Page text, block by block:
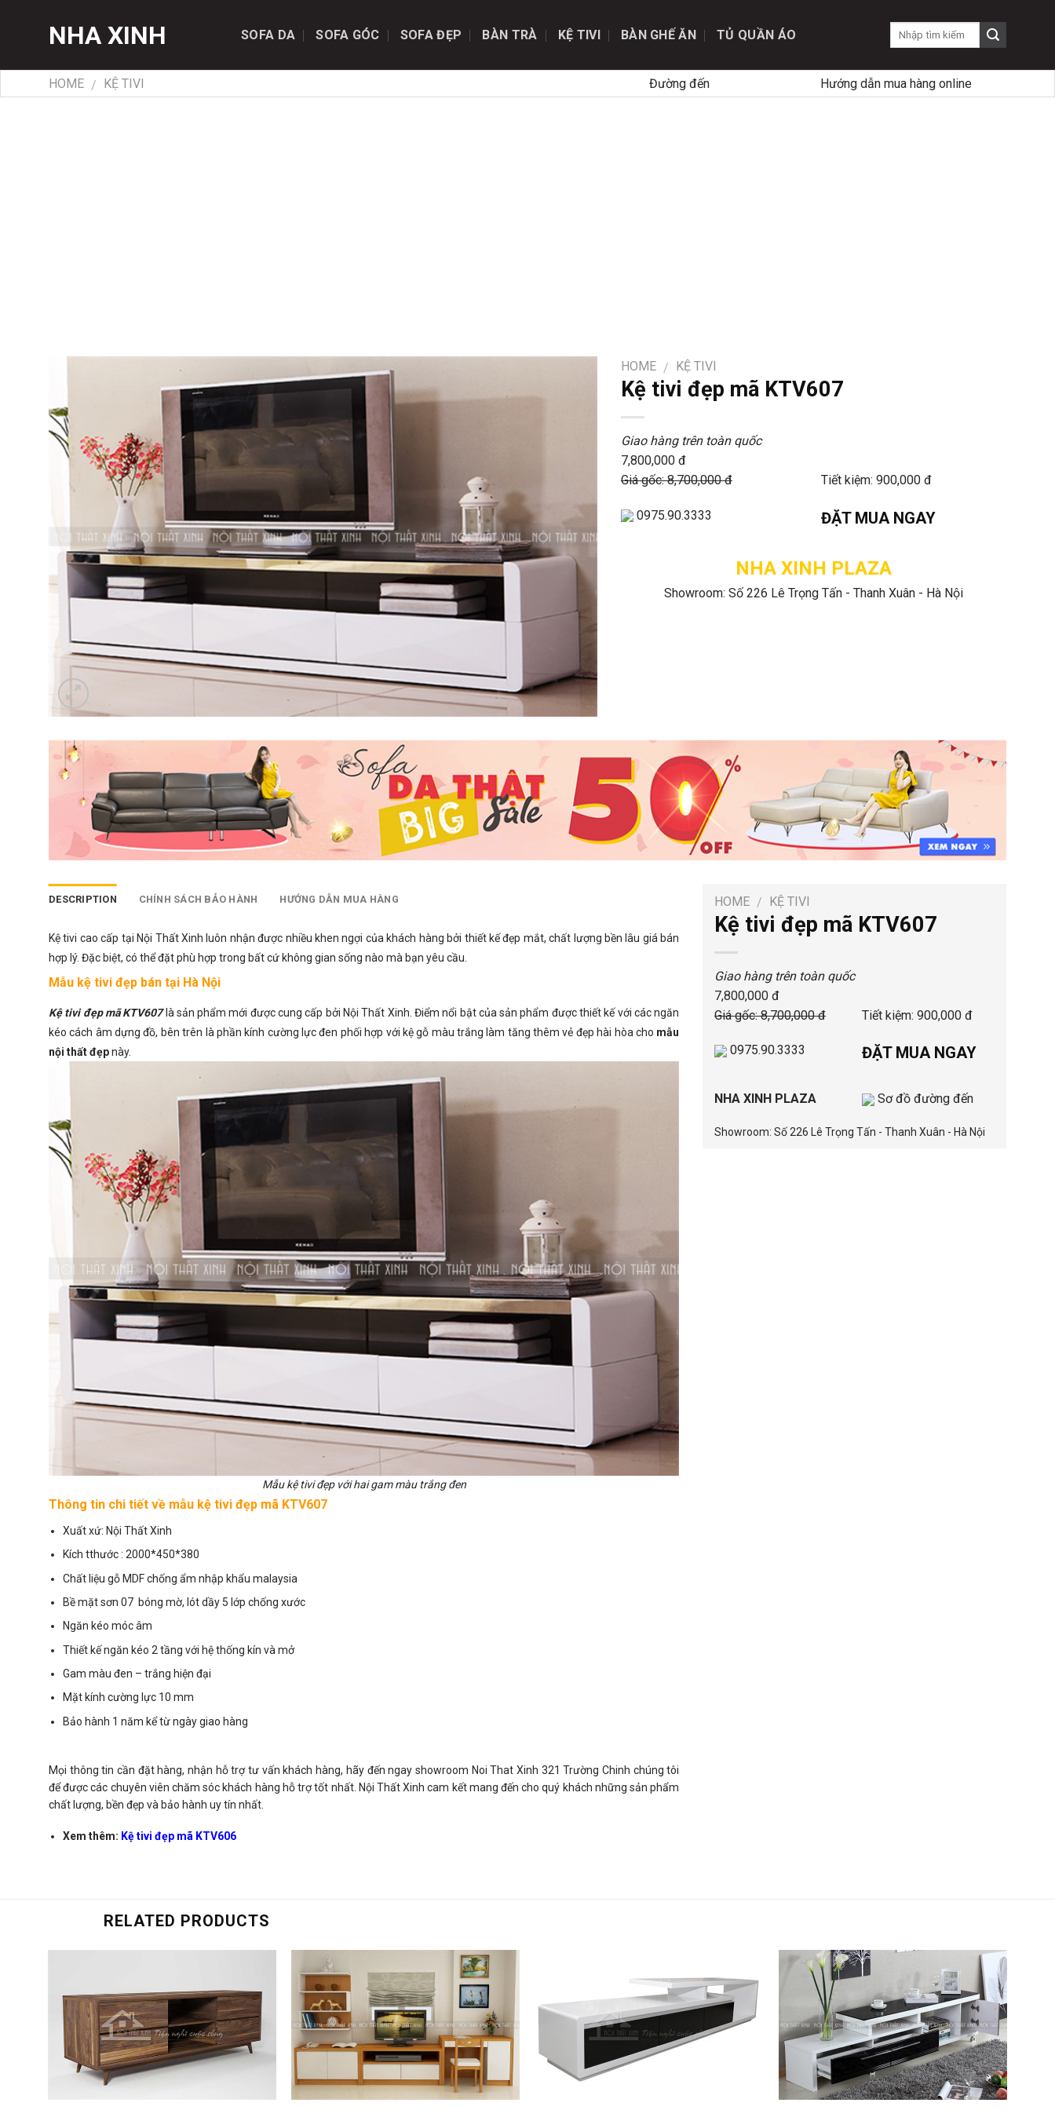
NHA XINH SOFA DA SOFA GÓC SOFA ĐẸP BÀN TRÀ KỆ TIVI BÀN GHẾ ĂN TỦ QUẦN ÁO
HOME / KỆ TIVI Đường đến Hướng dẫn mua hàng online
HOME / KỆ TIVI
Kệ tivi đẹp mã KTV607
Giao hàng trên toàn quốc
7,800,000 đ
Giá gốc: 8,700,000 đ
Tiết kiệm: 900,000 đ
0975.90.3333 ĐẶT MUA NGAY
NHA XINH PLAZA
Showroom: Số 226 Lê Trọng Tấn - Thanh Xuân - Hà Nội
DESCRIPTION CHÍNH SÁCH BẢO HÀNH HƯỚNG DẪN MUA HÀNG
Kệ tivi cao cấp tại Nội Thất Xinh luôn nhận được nhiều khen ngợi của khách hàng bởi thiết kế đẹp mắt, chất lượng bền lâu giá bán
hợp lý. Đặc biệt, có thể đặt phù hợp trong bất cứ không gian sống nào mà bạn yêu cầu.
Mẫu kệ tivi đẹp bán tại Hà Nội
Kệ tivi đẹp mã KTV607là sản phẩm mới được cung cấp bởi Nội Thất Xinh. Điểm nổi bật của sản phẩm được thiết kế với các ngăn
kéo cách âm dựng đồ, bên trên là phần kính cường lực đen phối hợp với kệ gỗ màu trắng làm tăng thêm vẻ đẹp hài hòa cho mẫu
nội thất đẹpnày.
Mẫu kệ tivi đẹp với hai gam màu trắng đen
Thông tin chi tiết về mẫu kệ tivi đẹp mã KTV607
Xuất xứ: Nội Thất Xinh
Kích tthước : 2000*450*380
Chất liệu gỗ MDF chống ẩm nhập khẩu malaysia
Bề mặt sơn 07 bóng mờ, lót dầy 5 lớp chống xước
Ngăn kéo móc âm
Thiết kế ngăn kéo 2 tầng với hệ thống kín và mở
Gam màu đen – trắng hiện đại
Mặt kính cường lực 10 mm
Bảo hành 1 năm kể từ ngày giao hàng
Mọi thông tin cần đặt hàng, nhận hỗ trợ tư vấn khách hàng, hãy đến ngay showroom Noi That Xinh 321 Trường Chinh chúng tôi
để được các chuyên viên chăm sóc khách hàng hỗ trợ tốt nhất. Nội Thất Xinh cam kết mang đến cho quý khách những sản phẩm
chất lượng, bền đẹp và bảo hành uy tín nhất.
Xem thêm: Kệ tivi đẹp mã KTV606
HOME / KỆ TIVI
Kệ tivi đẹp mã KTV607
Giao hàng trên toàn quốc
7,800,000 đ
Giá gốc: 8,700,000 đ
Tiết kiệm: 900,000 đ
0975.90.3333 ĐẶT MUA NGAY
NHA XINH PLAZA Sơ đồ đường đến
Showroom: Số 226 Lê Trọng Tấn - Thanh Xuân - Hà Nội
RELATED PRODUCTS